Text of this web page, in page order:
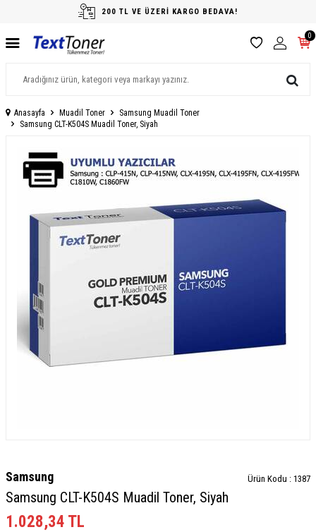
200 TL VE ÜZERİ KARGO BEDAVA!
0
Anasayfa Muadil Toner
Samsung Muadil Toner
Samsung CLT-K504S Muadil Toner, Siyah
Samsung Ürün Kodu : 1387
Samsung CLT-K504S Muadil Toner, Siyah
1.028,34 TL